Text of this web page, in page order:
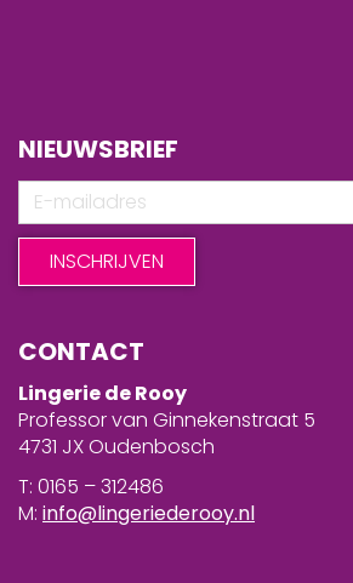
NIEUWSBRIEF
CONTACT
Lingerie de Rooy
Professor van Ginnekenstraat 5
4731 JX Oudenbosch
T: 0165 – 312486
M: info@lingeriederooy.nl